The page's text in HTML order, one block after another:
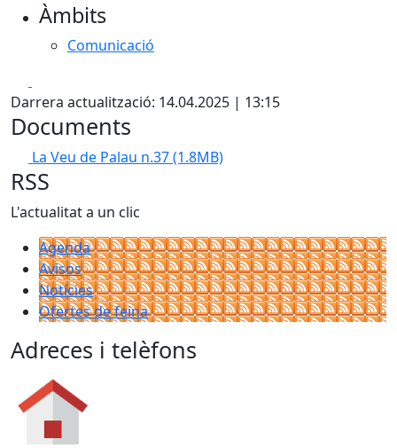
Àmbits
Comunicació
Darrera actualització: 14.04.2025 | 13:15
Documents
La Veu de Palau n.37(1.8MB)
RSS
L'actualitat a un clic
Agenda
Avisos
Notícies
Ofertes de feina
Adreces i telèfons